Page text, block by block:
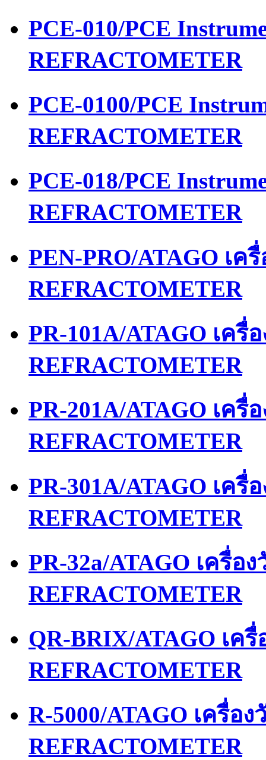
PCE-010/PCE
REFRACTOMETER
PCE-0100/PCE
REFRACTOMETER
PCE-018/PCE
REFRACTOMETER
PEN-PRO/ATAGO เ
REFRACTOMETER
PR-101A/ATAGO เค
REFRACTOMETER
PR-201A/ATAGO เค
REFRACTOMETER
PR-301A/ATAGO เค
REFRACTOMETER
PR-32a/ATAGO เครื่อ
REFRACTOMETER
QR-BRIX/ATAGO เค
REFRACTOMETER
R-5000/ATAGO เครื่อ
REFRACTOMETER